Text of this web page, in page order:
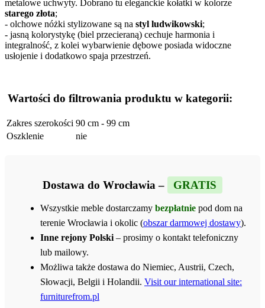
metalowe uchwyty. Dobrano tu eleganckie kołatki w kolorze
starego złota;
- olchowe nóżki stylizowane są na styl ludwikowski;
- jasną kolorystykę (biel przecieraną) cechuje harmonia i
integralność, z kolei wybarwienie dębowe posiada widoczne
usłojenie i dodatkowo spaja przestrzeń.
Wartości do filtrowania produktu w kategorii:
Zakres szerokości 90 cm - 99 cm
Oszklenie
nie
Dostawa do Wrocławia – GRATIS
Wszystkie meble dostarczamy bezpłatnie pod dom na
terenie Wrocławia i okolic (obszar darmowej dostawy).
Inne rejony Polski – prosimy o kontakt telefoniczny
lub mailowy.
Możliwa także dostawa do Niemiec, Austrii, Czech,
Słowacji, Belgii i Holandii. Visit our international site:
furniturefrom.pl